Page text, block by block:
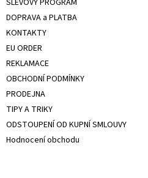
SLEVOVÝ PROGRAM
DOPRAVA a PLATBA
KONTAKTY
EU ORDER
REKLAMACE
OBCHODNÍ PODMÍNKY
PRODEJNA
TIPY A TRIKY
ODSTOUPENÍ OD KUPNÍ SMLOUVY
Hodnocení obchodu